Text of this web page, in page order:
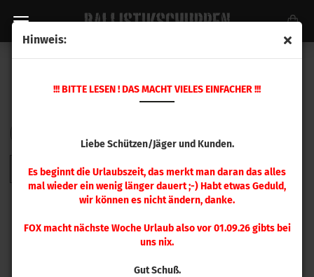
Hinweis:
!!! BITTE LESEN ! DAS MACHT VIELES EINFACHER !!!
Liebe Schützen/Jäger und Kunden.
Es beginnt die Urlaubszeit, das merkt man daran das alles
mal wieder ein wenig länger dauert ;-) Habt etwas Geduld,
wir können es nicht ändern, danke.
FOX macht nächste Woche Urlaub also vor 01.09.26 gibts bei
uns nix.
Gut Schuß.